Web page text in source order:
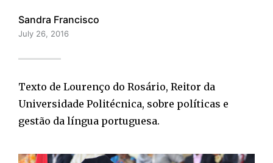
Sandra Francisco
July 26, 2016
Texto de Lourenço do Rosário, Reitor da
Universidade Politécnica, sobre políticas e
gestão da língua portuguesa.